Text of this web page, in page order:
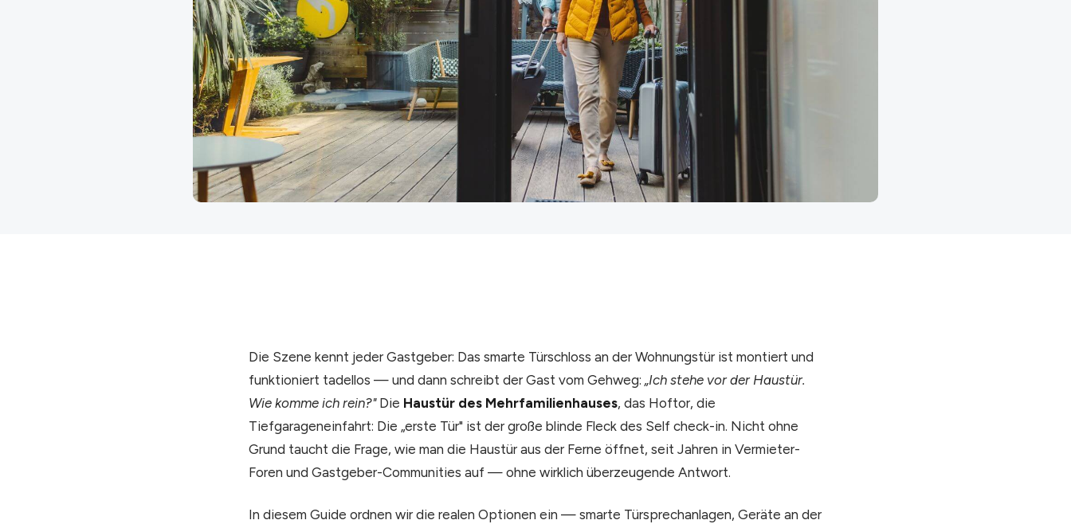
Die Szene kennt jeder Gastgeber: Das smarte Türschloss an der Wohnungstür ist montiert und
funktioniert tadellos — und dann schreibt der Gast vom Gehweg: „Ich stehe vor der Haustür.
Wie komme ich rein?"Die Haustür des Mehrfamilienhauses, das Hoftor, die
Tiefgarageneinfahrt: Die „erste Tür" ist der große blinde Fleck des Self check-in. Nicht ohne
Grund taucht die Frage, wie man die Haustür aus der Ferne öffnet, seit Jahren in Vermieter-
Foren und Gastgeber-Communities auf — ohne wirklich überzeugende Antwort.
In diesem Guide ordnen wir die realen Optionen ein — smarte Türsprechanlagen, Geräte an der